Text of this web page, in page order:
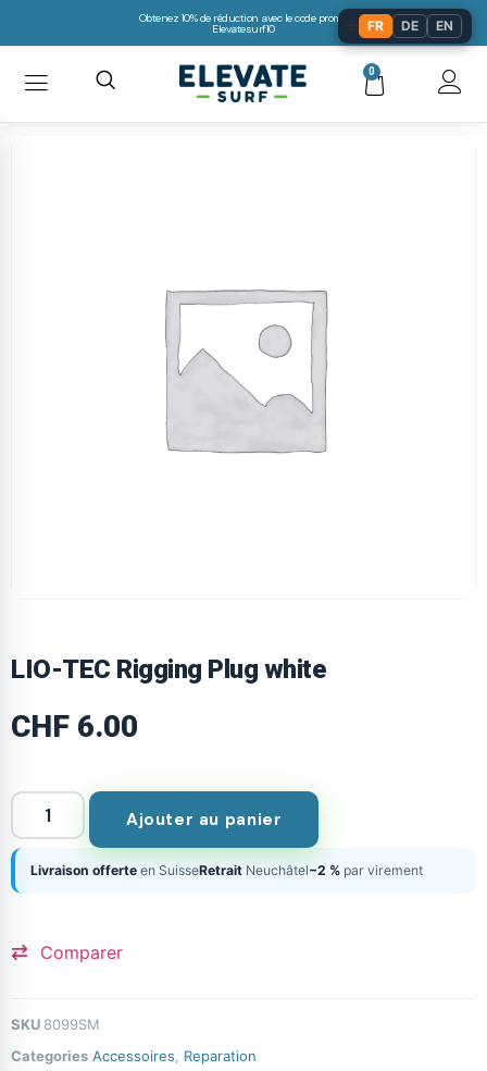
Obtenez 10% de réduction avec le code promo:
Elevatesurf10
0
LIO-TEC Rigging Plug white
CHF 6.00
Ajouter au panier
Livraison offerte en SuisseRetrait Neuchâtel−2 % par virement
Comparer
SKU 8099SM
Categories Accessoires
Reparation
FR DE EN